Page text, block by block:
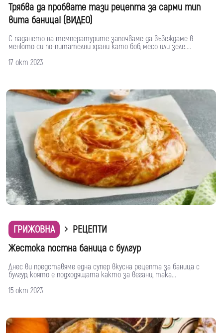
Трябва да пробвате тази рецепта за сарми тип
вита баница! (ВИДЕО)
С падането на температурите започваме да въвеждаме в
менюто си по-питателни храни като боб, месо или зеле....
17 окт 2023
ГРИЖОВНА
РЕЦЕПТИ
Жестока постна баница с булгур
Днес ви представяме една супер вкусна рецепта за баница с
булгур, която е подходящата както за вегани, така...
15 окт 2023